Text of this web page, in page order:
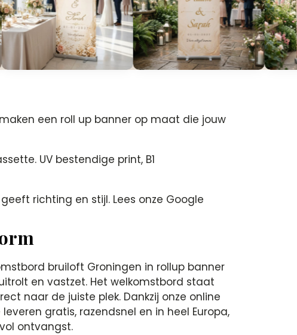
een roll up banner op maat die jouw
UV bestendige print, B1
richting en stijl. Lees onze Google
bruiloft Groningen in rollup banner
en vastzet. Het welkomstbord staat
naar de juiste plek. Dankzij onze online
gratis, razendsnel en in heel Europa,
ontvangst.